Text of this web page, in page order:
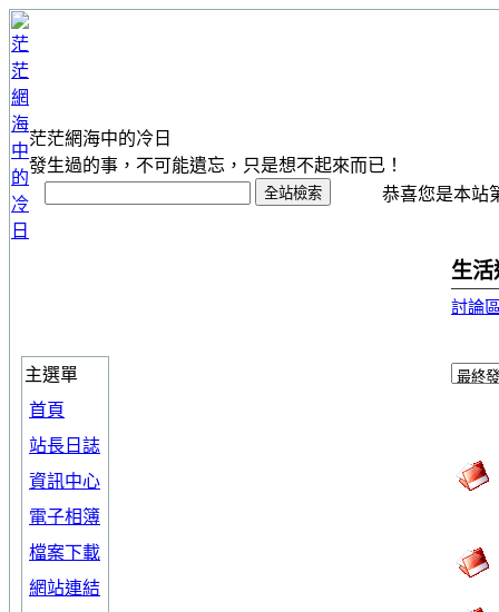
茫茫網海中的冷日
發生過的事，不可能遺忘，只是想不起來而已！
恭喜您是本站
主選單
首頁
站長日誌
資訊中心
電子相簿
檔案下載
網站連結
生活
討論